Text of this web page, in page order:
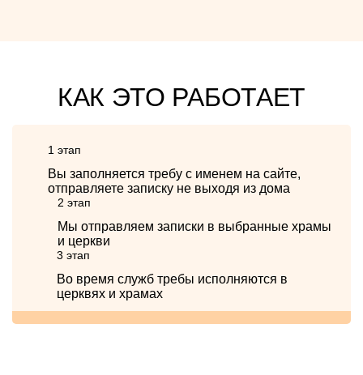
КАК ЭТО РАБОТАЕТ
1 этап
Вы заполняется требу с именем на сайте,
отправляете записку не выходя из дома
2 этап
Мы отправляем записки в выбранные храмы
и церкви
3 этап
Во время служб требы исполняются в
церквях и храмах